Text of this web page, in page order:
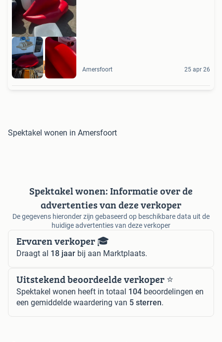
Uniek Amersfoort 25 apr 26
Spektakel wonen in Amersfoort
Spektakel wonen: Informatie over de
advertenties van deze verkoper
De gegevens hieronder zijn gebaseerd op beschikbare data uit de
huidige advertenties van deze verkoper
Ervaren verkoper 🎓
Draagt al 18 jaar bij aan Marktplaats.
Uitstekend beoordeelde verkoper ⭐️
Spektakel wonen heeft in totaal 104 beoordelingen en
een gemiddelde waardering van 5 sterren.